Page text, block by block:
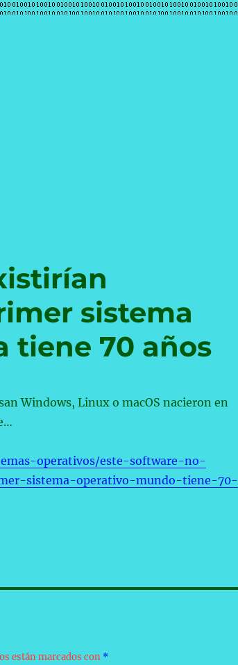
sistema
tiene 70 años
Windows, Linux o macOS nacieron en
operativos/este-software-no-
sistema-operativo-mundo-tiene-70-
están marcados con *